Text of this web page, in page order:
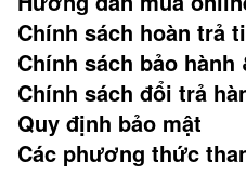
Chính sách hoàn trả
Chính sách bảo
Chính sách đổi trả
Quy định bảo mật
Các phương thức